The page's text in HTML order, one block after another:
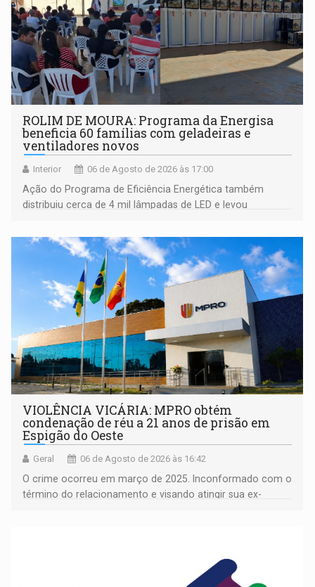
ROLIM DE MOURA: Programa da Energisa
beneficia 60 famílias com geladeiras e
ventiladores novos
Interior 06 de Agosto de 2026 às 17:00
Ação do Programa de Eficiência Energética também
distribuiu cerca de 4 mil lâmpadas de LED e levou
comunidade
VIOLÊNCIA VICÁRIA: MPRO obtém
condenação de réu a 21 anos de prisão em
Espigão do Oeste
Geral 06 de Agosto de 2026 às 16:42
O crime ocorreu em março de 2025. Inconformado com o
término do relacionamento e visando atingir sua ex-